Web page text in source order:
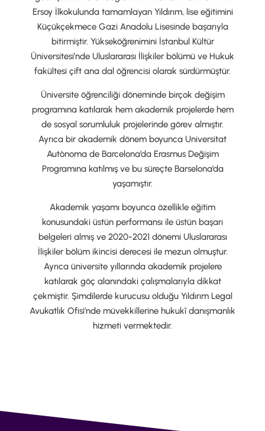
Ersoy İlkokulunda tamamlayan Yıldırım, lise eğitimini
Küçükçekmece Gazi Anadolu Lisesinde başarıyla
bitirmiştir. Yükseköğrenimini İstanbul Kültür
Üniversitesi’nde Uluslararası İlişkiler bölümü ve Hukuk
fakültesi çift ana dal öğrencisi olarak sürdürmüştür.
Üniversite öğrenciliği döneminde birçok değişim
programına katılarak hem akademik projelerde hem
de sosyal sorumluluk projelerinde görev almıştır.
Ayrıca bir akademik dönem boyunca Universitat
Autònoma de Barcelona’da Erasmus Değişim
Programına katılmış ve bu süreçte Barselona’da
yaşamıştır.
Akademik yaşamı boyunca özellikle eğitim
konusundaki üstün performansı ile üstün başarı
belgeleri almış ve 2020-2021 dönemi Uluslararası
İlişkiler bölüm ikincisi derecesi ile mezun olmuştur.
Ayrıca üniversite yıllarında akademik projelere
katılarak göç alanındaki çalışmalarıyla dikkat
çekmiştir. Şimdilerde kurucusu olduğu Yıldırım Legal
Avukatlık Ofisi’nde müvekkillerine hukukî danışmanlık
hizmeti vermektedir.